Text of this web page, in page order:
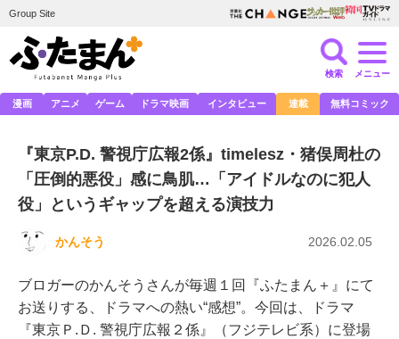
Group Site
検索 メニュー
漫画 アニメ ゲーム ドラマ映画 インタビュー 連載 無料コミック
『東京P.D. 警視庁広報2係』timelesz・猪俣周杜の
「圧倒的悪役」感に鳥肌…「アイドルなのに犯人
役」というギャップを超える演技力
かんそう 2026.02.05
ブロガーのかんそうさんが毎週１回『ふたまん＋』にて
お送りする、ドラマへの熱い“感想”。今回は、ドラマ
『東京Ｐ.Ｄ. 警視庁広報２係』（フジテレビ系）に登場